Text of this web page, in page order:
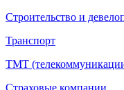
Строительство и
Транспорт
ТМТ
Страховые компании